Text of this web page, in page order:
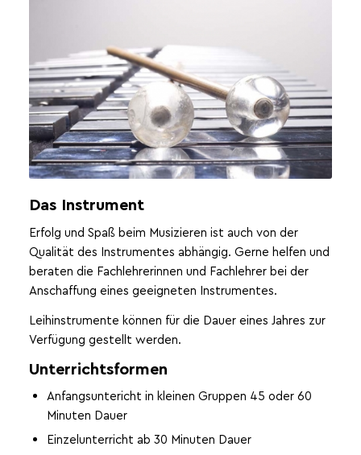
Foto: Peter Wehowsky
Das Instrument
Erfolg und Spaß beim Musizieren ist auch von der
Qualität des Instrumentes abhängig. Gerne helfen und
beraten die Fachlehrerinnen und Fachlehrer bei der
Anschaffung eines geeigneten Instrumentes.
Leihinstrumente können für die Dauer eines Jahres zur
Verfügung gestellt werden.
Unterrichtsformen
Anfangsuntericht in kleinen Gruppen 45 oder 60
Minuten Dauer
Einzelunterricht ab 30 Minuten Dauer